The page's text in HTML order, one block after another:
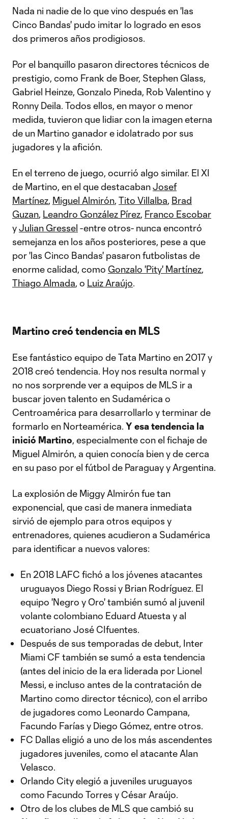
Nada ni nadie de lo que vino después en 'las
Cinco Bandas' pudo imitar lo logrado en esos
dos primeros años prodigiosos.
Por el banquillo pasaron directores técnicos de
prestigio, como Frank de Boer, Stephen Glass,
Gabriel Heinze, Gonzalo Pineda, Rob Valentino y
Ronny Deila. Todos ellos, en mayor o menor
medida, tuvieron que lidiar con la imagen eterna
de un Martino ganador e idolatrado por sus
jugadores y la afición.
En el terreno de juego, ocurrió algo similar. El XI
de Martino, en el que destacabanJosef
Martínez, Miguel Almirón, Tito Villalba, Brad
Guzan, Leandro González Pírez, Franco Escobar
yJulian Gressel -entre otros- nunca encontró
semejanza en los años posteriores, pese a que
por 'las Cinco Bandas' pasaron futbolistas de
enorme calidad, como Gonzalo 'Pity' Martínez,
Thiago Almada, o Luiz Araújo.
Martino creó tendencia en MLS
Ese fantástico equipo de Tata Martino en 2017 y
2018 creó tendencia. Hoy nos resulta normal y
no nos sorprende ver a equipos de MLS ir a
buscar joven talento en Sudamérica o
Centroamérica para desarrollarlo y terminar de
formarlo en Norteamérica. Y esa tendencia la
inició Martino, especialmente con el fichaje de
Miguel Almirón, a quien conocía bien y de cerca
en su paso por el fútbol de Paraguay y Argentina.
La explosión de Miggy Almirón fue tan
exponencial, que casi de manera inmediata
sirvió de ejemplo para otros equipos y
entrenadores, quienes acudieron a Sudamérica
para identificar a nuevos valores:
En 2018 LAFC fichó a los jóvenes atacantes
uruguayos Diego Rossi y Brian Rodríguez. El
equipo 'Negro y Oro' también sumó al juvenil
volante colombiano Eduard Atuesta y al
ecuatoriano José CIfuentes.
Después de sus temporadas de debut, Inter
Miami CF también se sumó a esta tendencia
(antes del inicio de la era liderada por Lionel
Messi, e incluso antes de la contratación de
Martino como director técnico), con el arribo
de jugadores como Leonardo Campana,
Facundo Farías y Diego Gómez, entre otros.
FC Dallas eligió a uno de los más ascendentes
jugadores juveniles, como el atacante Alan
Velasco.
Orlando City elegió a juveniles uruguayos
como Facundo Torres y César Araújo.
Otro de los clubes de MLS que cambió su